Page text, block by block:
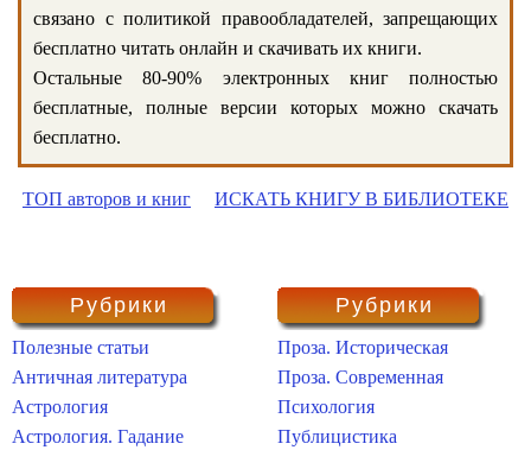
связано с политикой правообладателей, запрещающих
бесплатно читать онлайн и скачивать их книги.
Остальные 80-90% электронных книг полностью
бесплатные, полные версии которых можно скачать
бесплатно.
ТОП авторов и книг ИСКАТЬ КНИГУ В БИБЛИОТЕКЕ
Рубрики
Полезные статьи
Античная литература
Астрология
Астрология. Гадание
Рубрики
Проза. Историческая
Проза. Современная
Психология
Публицистика